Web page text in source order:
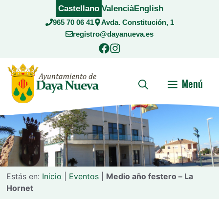
965 70 06 41
Avda. Constitución, 1
registro@dayanueva.es
Castellano ValenciàEnglish
Menú
Estás en: Inicio Eventos
Medio año festero – La
Hornet